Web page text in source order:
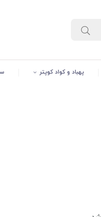
پهباد و کواد کوپتر